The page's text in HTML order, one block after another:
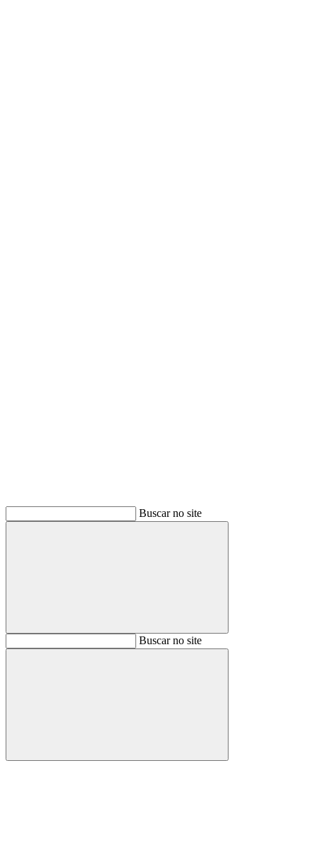
Buscar no site
BuscarBuscar no site
Buscar